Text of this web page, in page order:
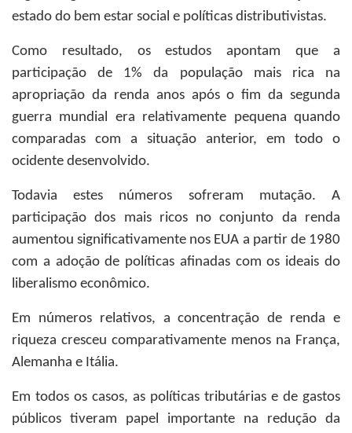
estado do bem estar social e políticas distributivistas.
Como resultado, os estudos apontam que a
participação de 1% da população mais rica na
apropriação da renda anos após o fim da segunda
guerra mundial era relativamente pequena quando
comparadas com a situação anterior, em todo o
ocidente desenvolvido.
Todavia estes números sofreram mutação. A
participação dos mais ricos no conjunto da renda
aumentou significativamente nos EUA a partir de 1980
com a adoção de políticas afinadas com os ideais do
liberalismo econômico.
Em números relativos, a concentração de renda e
riqueza cresceu comparativamente menos na França,
Alemanha e Itália.
Em todos os casos, as políticas tributárias e de gastos
públicos tiveram papel importante na redução da